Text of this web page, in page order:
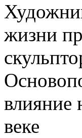
жизни
влияние
веке